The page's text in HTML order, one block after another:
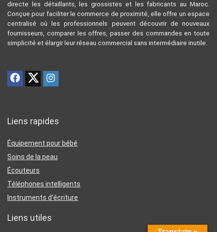
directe les détaillants, les grossistes et les fabricants au Maroc.
Conçue pour faciliter le commerce de proximité, elle offre un espace
centralisé où les professionnels peuvent découvrir de nouveaux
fournisseurs, comparer les offres, passer des commandes en toute
simplicité et élargir leur réseau commercial sans intermédiaire inutile.
Liens rapides
Équipement pour bébé
Soins de la peau
Écouteurs
Téléphones intelligents
Instruments d’écriture
Liens utiles